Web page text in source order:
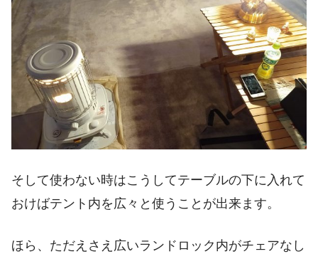
そして使わない時はこうしてテーブルの下に入れて
おけばテント内を広々と使うことが出来ます。
ほら、ただえさえ広いランドロック内がチェアなし